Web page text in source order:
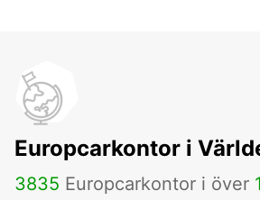
Europcarkontor i
3835 Europcarkontor i över